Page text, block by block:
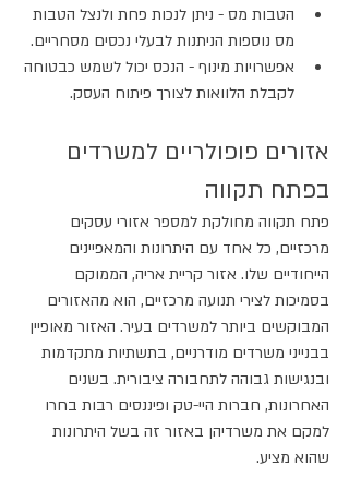
הטבות מס - ניתן לנכות פחת ולנצל הטבות
מס נוספות הניתנות לבעלי נכסים מסחריים.
אפשרויות מינוף - הנכס יכול לשמש כבטוחה
לקבלת הלוואות לצורך פיתוח העסק.
אזורים פופולריים למשרדים
בפתח תקווה
פתח תקווה מחולקת למספר אזורי עסקים
מרכזיים, כל אחד עם היתרונות והמאפיינים
הייחודיים שלו. אזור קריית אריה, הממוקם
בסמיכות לצירי תנועה מרכזיים, הוא מהאזורים
המבוקשים ביותר למשרדים בעיר. האזור מאופיין
בבנייני משרדים מודרניים, בתשתיות מתקדמות
ובנגישות גבוהה לתחבורה ציבורית. בשנים
האחרונות, חברות היי-טק ופיננסים רבות בחרו
למקם את משרדיהן באזור זה בשל היתרונות
שהוא מציע.